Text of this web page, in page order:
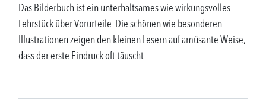
Das Bilderbuch ist ein unterhaltsames wie wirkungsvolles
Lehrstück über Vorurteile. Die schönen wie besonderen
Illustrationen zeigen den kleinen Lesern auf amüsante Weise,
dass der erste Eindruck oft täuscht.